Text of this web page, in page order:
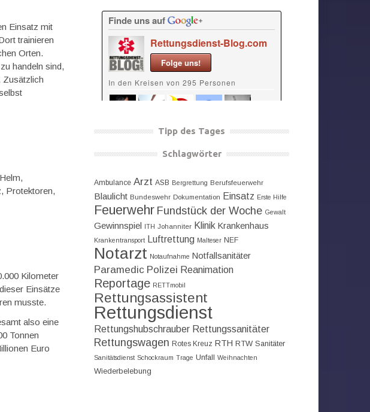
Einsatz mit
trainieren
Orten.
handeln sind,
Zusätzlich
Protektoren,
Kilometer
Einsätze
musste.
also eine
Tonnen
Euro
Tipp des Tages
Schlagwörter
Ambulance Arzt ASB Bergrettung Berufsfeuerwehr
Blaulicht Bundeswehr Dokumentation Einsatz Erste Hilfe
Feuerwehr Fundstück der Woche Gewalt
Gewinnspiel ITH Johanniter Klinik Krankenhaus
Krankentransport Luftrettung Malteser NEF
Notarzt Notaufnahme Notfallsanitäter
Paramedic Polizei Reanimation
Reportage RETTmobil
Rettungsassistent
Rettungsdienst
Rettungshubschrauber Rettungssanitäter
Rettungswagen Rotes Kreuz RTH RTW Sanitäter
Sanitätsdienst Schockraum Trage Unfall Weihnachten
Wiederbelebung